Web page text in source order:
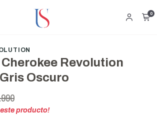
0
Revolution
Oscuro
producto!